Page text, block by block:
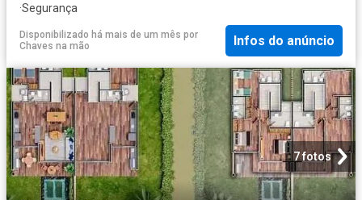
·Segurança
Disponibilizado há mais de um mês por
Chaves na mão
Infos do anúncio
7 fotos